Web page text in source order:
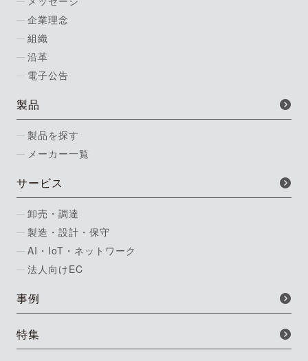
企業理念
組織
沿革
電子公告
製品
製品を探す
メーカー一覧
サービス
卸売・調達
製造・設計・保守
AI・IoT・ネットワーク
法人向けEC
事例
特集